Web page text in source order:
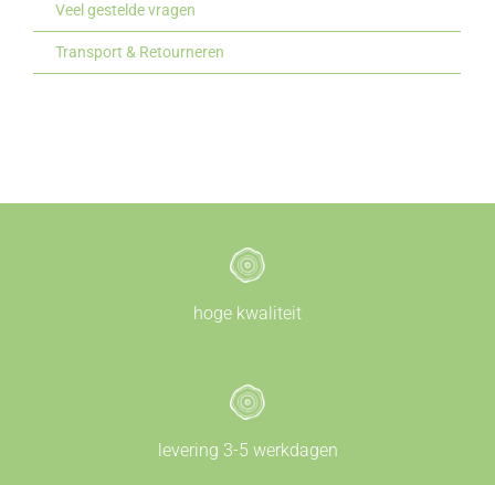
Veel gestelde vragen
Transport & Retourneren
hoge kwaliteit
levering 3-5 werkdagen